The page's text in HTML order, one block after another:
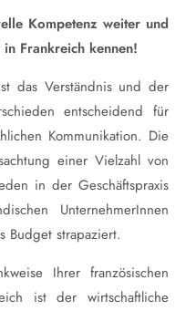
Kompetenz weiter und
Frankreich kennen!
das Verständnis und der
entscheidend für
Kommunikation. Die
einer Vielzahl von
in der Geschäftspraxis
UnternehmerInnen
Budget strapaziert.
Ihrer französischen
ist der wirtschaftliche